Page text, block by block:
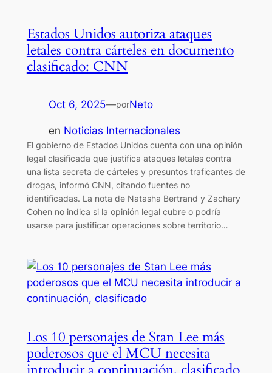
Estados Unidos autoriza ataques
letales contra cárteles en documento
clasificado: CNN
Oct 6, 2025—porNeto
en Noticias Internacionales
El gobierno de Estados Unidos cuenta con una opinión
legal clasificada que justifica ataques letales contra
una lista secreta de cárteles y presuntos traficantes de
drogas, informó CNN, citando fuentes no
identificadas. La nota de Natasha Bertrand y Zachary
Cohen no indica si la opinión legal cubre o podría
usarse para justificar operaciones sobre territorio…
Los 10 personajes de Stan Lee más
poderosos que el MCU necesita